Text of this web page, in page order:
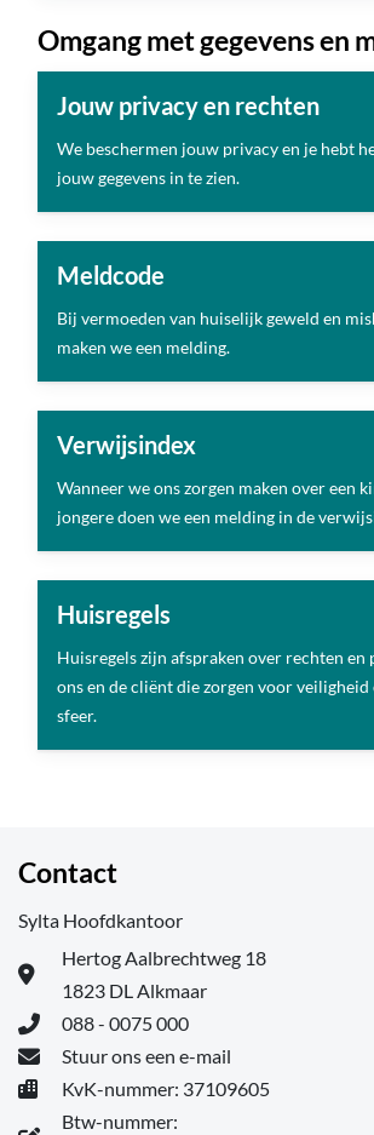
Omgang met gegevens en
Jouw privacy en rechten
We beschermen jouw privacy en je hebt
jouw gegevens in te zien.
Meldcode
Bij vermoeden van huiselijk geweld en
maken we een melding.
Verwijsindex
Wanneer we ons zorgen maken over een
jongere doen we een melding in de
Huisregels
Huisregels zijn afspraken over rechten en
ons en de cliënt die zorgen voor veiligheid
sfeer.
Contact
Sylta Hoofdkantoor
Hertog Aalbrechtweg 18
1823 DL Alkmaar
088 - 0075 000
Stuur ons een e-mail
KvK-nummer: 37109605
Btw-nummer: